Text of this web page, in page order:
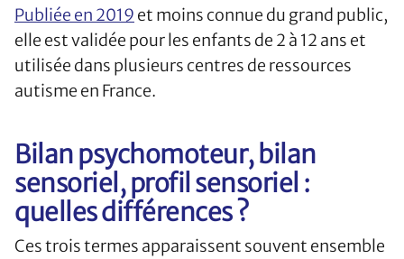
Publiée en 2019 et moins connue du grand public,
elle est validée pour les enfants de 2 à 12 ans et
utilisée dans plusieurs centres de ressources
autisme en France.
Bilan psychomoteur, bilan
sensoriel, profil sensoriel :
quelles différences ?
Ces trois termes apparaissent souvent ensemble